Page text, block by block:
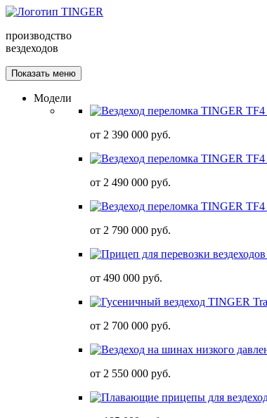
производство
вездеходов
Показать меню
Модели
от 2 390 000 руб.
от 2 490 000 руб.
от 2 790 000 руб.
от 490 000 руб.
от 2 700 000 руб.
от 2 550 000 руб.